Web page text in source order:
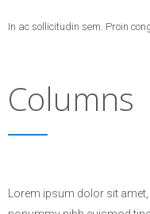
In ac sollicitudin sem. Proin
Columns
Lorem ipsum dolor sit